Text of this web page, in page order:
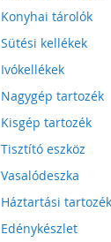
Konyhai tárolók
Sütési kellékek
Ivókellékek
Nagygép tartozék
Kisgép tartozék
Tisztító eszköz
Vasalódeszka
Háztartási tartozék
Edénykészlet